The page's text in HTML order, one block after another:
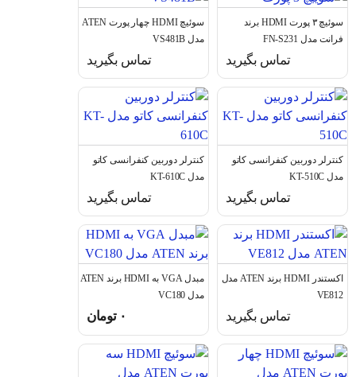
سوئیچ ۳ پورت HDMI برند
فرانت مدل FN-S231
تماس بگیرید
سوئیچ HDMI چهار پورت ATEN
مدل VS481B
تماس بگیرید
کنترلر دوربین کنفرانسی کاتو
مدل KT-510C
تماس بگیرید
کنترلر دوربین کنفرانسی کاتو
مدل KT-610C
تماس بگیرید
اکستندر HDMI برند ATEN مدل
VE812
تماس بگیرید
مبدل VGA به HDMI برند ATEN
مدل VC180
۰ تومان